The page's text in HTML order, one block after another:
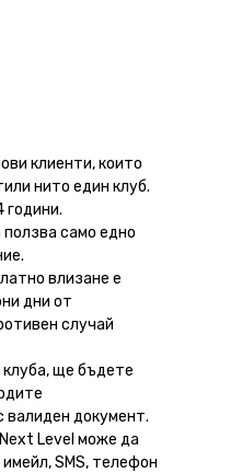
клиенти, които
нито един клуб.
години.
само едно
влизане е
дни от
случай
ще бъдете
валиден документ.
Level може да
SMS, телефон